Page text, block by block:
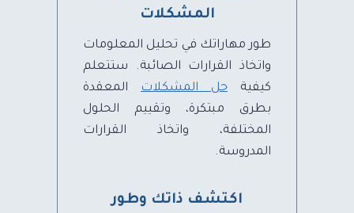
المشكلات
طور مهاراتك في تحليل المعلومات
واتخاذ القرارات الصائبة. ستتعلم
كيفية حل المشكلات المعقدة
بطرق مبتكرة، وتقييم الحلول
المختلفة، واتخاذ القرارات
المدروسة.
اكتشف ذاتك وطور